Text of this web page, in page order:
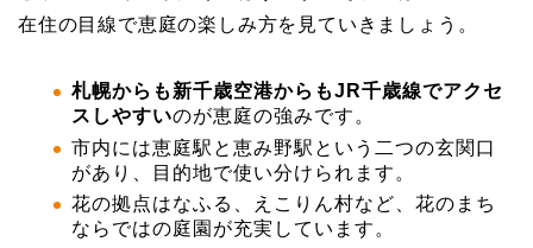
在住の目線で恵庭の楽しみ方を見ていきましょう。
札幌からも新千歳空港からもJR千歳線でアクセ
スしやすいのが恵庭の強みです。
市内には恵庭駅と恵み野駅という二つの玄関口
があり、目的地で使い分けられます。
花の拠点はなふる、えこりん村など、花のまち
ならではの庭園が充実しています。